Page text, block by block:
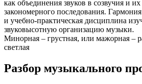
как объединения звуков в созвучия и их
закономерного последования.
и учебно-практическая дисциплина
звуковысотную организацию музыки.
Минорная – грустная, или мажорная –
светлая
Разбор музыкального